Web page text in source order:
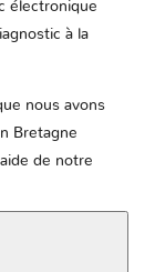
électronique
à la
nous avons
Bretagne
de notre